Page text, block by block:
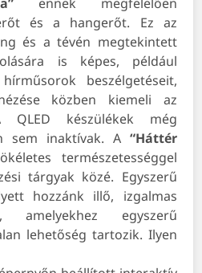
és a hangerőt. Ez az
és a tévén megtekintett
is képes, például
beszélgetéseit,
közben kiemeli az
QLED készülékek még
sem inaktívak. A “Háttér
természetességgel
tárgyak közé. Egyszerű
hozzánk illő, izgalmas
amelyekhez egyszerű
lehetőség tartozik. Ilyen